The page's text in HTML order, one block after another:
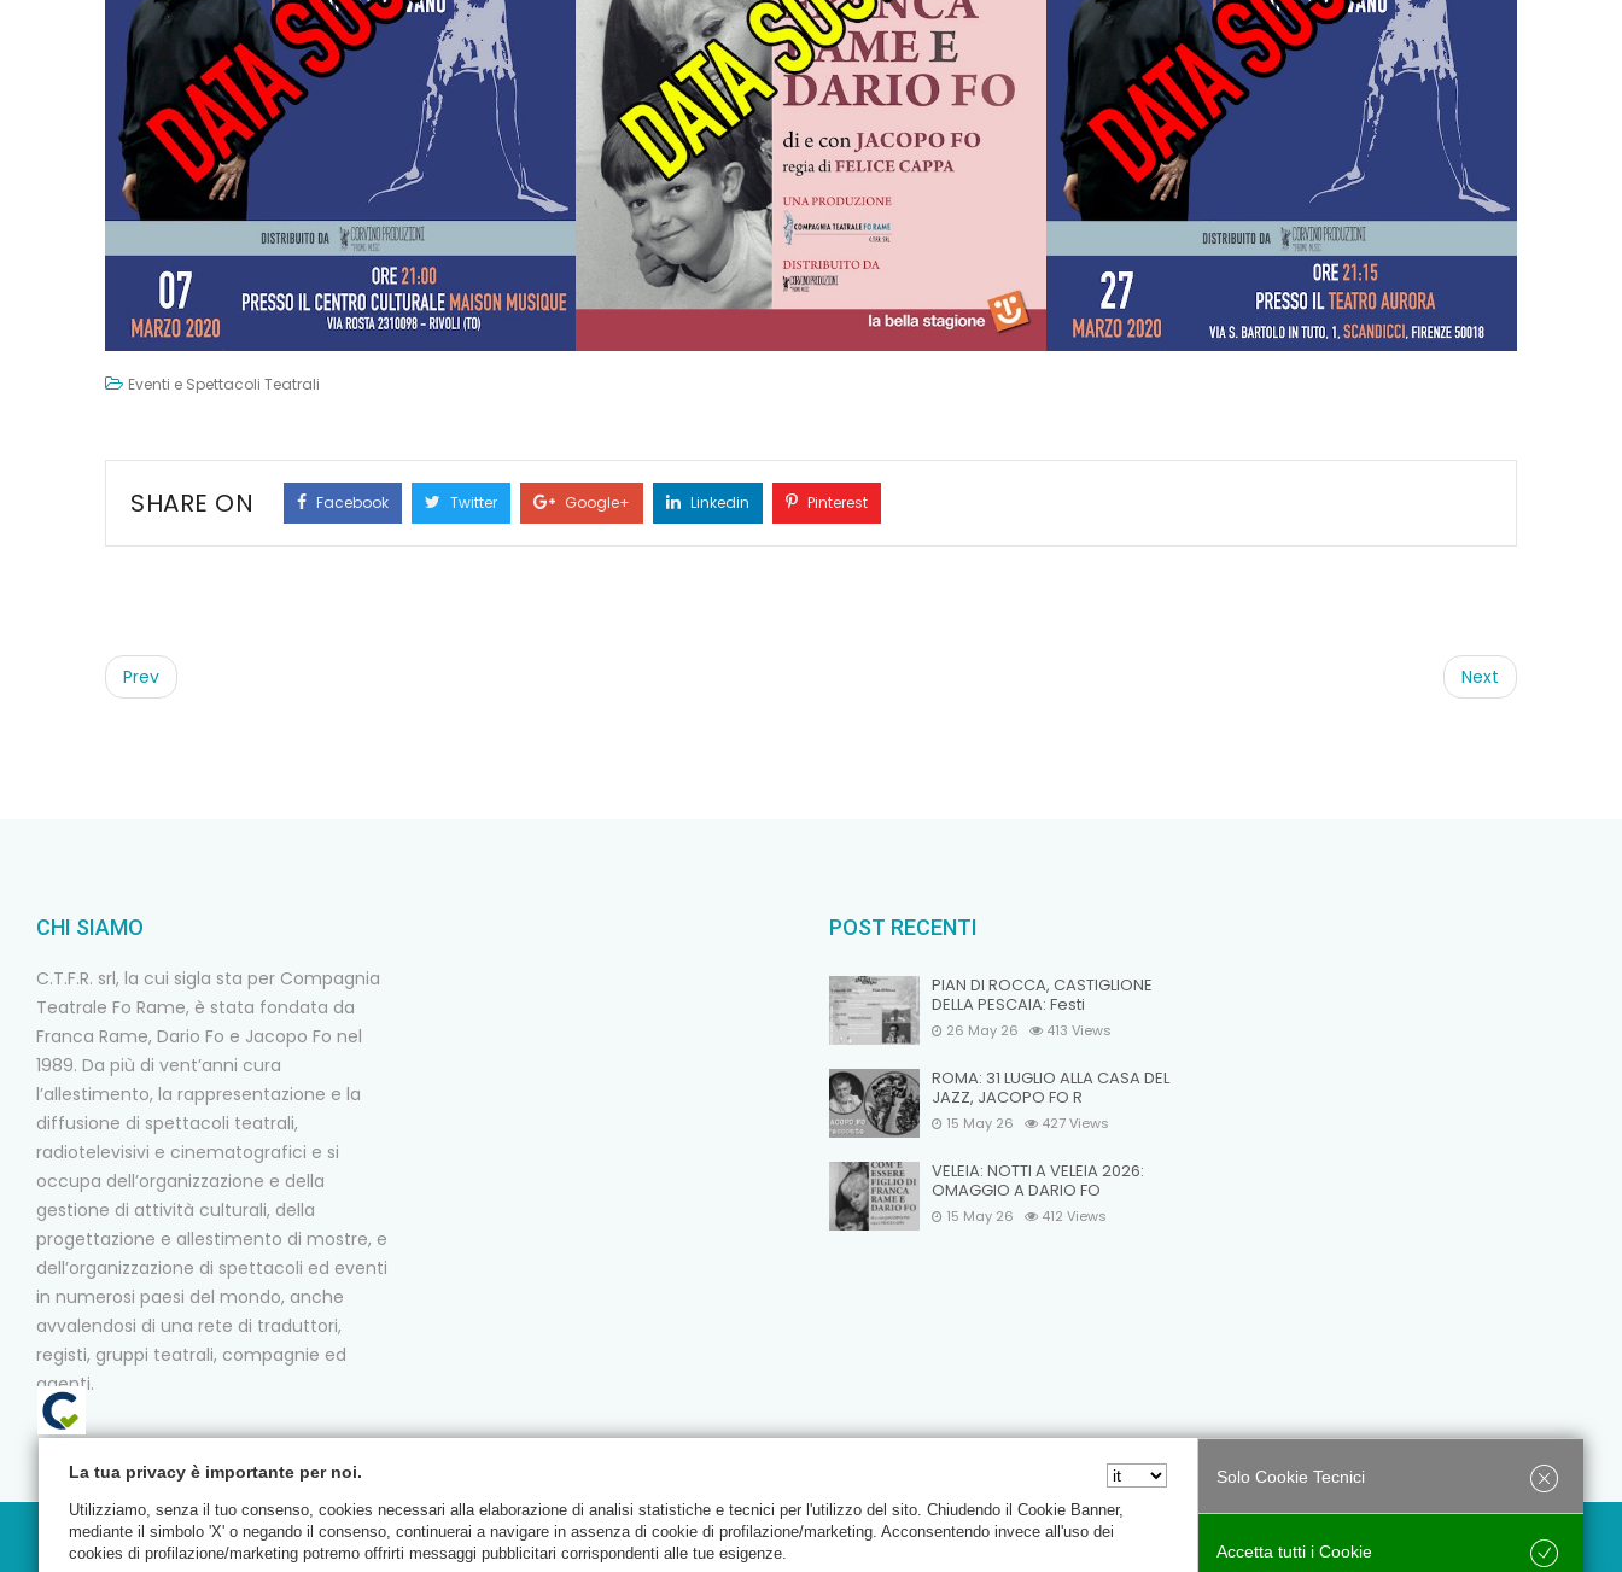
Eventi e Spettacoli Teatrali
SHARE ON Facebook Twitter Google+ Linkedin Pinterest
Post
navigation
Prev Next
CHI SIAMO
C.T.F.R. srl, la cui sigla sta per Compagnia
Teatrale Fo Rame, è stata fondata da
Franca Rame, Dario Fo e Jacopo Fo nel
1989. Da più di vent’anni cura
l’allestimento, la rappresentazione e la
diffusione di spettacoli teatrali,
radiotelevisivi e cinematografici e si
occupa dell’organizzazione e della
gestione di attività culturali, della
progettazione e allestimento di mostre, e
dell’organizzazione di spettacoli ed eventi
in numerosi paesi del mondo, anche
avvalendosi di una rete di traduttori,
registi, gruppi teatrali, compagnie ed
agenti.
POST RECENTI
PIAN DI ROCCA, CASTIGLIONE
DELLA PESCAIA: Festi
26 May 26 413Views
ROMA: 31 LUGLIO ALLA CASA DEL
JAZZ, JACOPO FO R
15 May 26 427Views
VELEIA: NOTTI A VELEIA 2026:
OMAGGIO A DARIO FO
15 May 26 412Views
© C.T.F.R. srl Compagnia Teatrale Fo Rame | All rights reserved Uffici e Sede Privacy Policy Trasparenza
La tua privacy è importante per noi.
Utilizziamo, senza il tuo consenso, cookies necessari alla elaborazione di analisi statistiche e tecnici per l'utilizzo del sito. Chiudendo il Cookie Banner,
mediante il simbolo 'X' o negando il consenso, continuerai a navigare in assenza di cookie di profilazione/marketing. Acconsentendo invece all'uso dei
cookies di profilazione/marketing potremo offrirti messaggi pubblicitari corrispondenti alle tue esigenze.
Accetta tutti i Cookie
Solo Cookie Tecnici
Salva